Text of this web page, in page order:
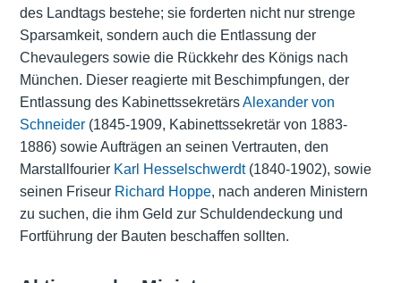
des Landtags bestehe; sie forderten nicht nur strenge
Sparsamkeit, sondern auch die Entlassung der
Chevaulegers sowie die Rückkehr des Königs nach
München. Dieser reagierte mit Beschimpfungen, der
Entlassung des KabinettssekretärsAlexander von
Schneider(1845-1909, Kabinettssekretär von 1883-
1886) sowie Aufträgen an seinen Vertrauten, den
Marstallfourier Karl Hesselschwerdt(1840-1902), sowie
seinen Friseur Richard Hoppe, nach anderen Ministern
zu suchen, die ihm Geld zur Schuldendeckung und
Fortführung der Bauten beschaffen sollten.